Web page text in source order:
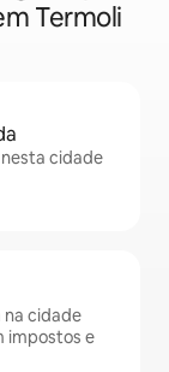
Termoli
cidade
na cidade
impostos e